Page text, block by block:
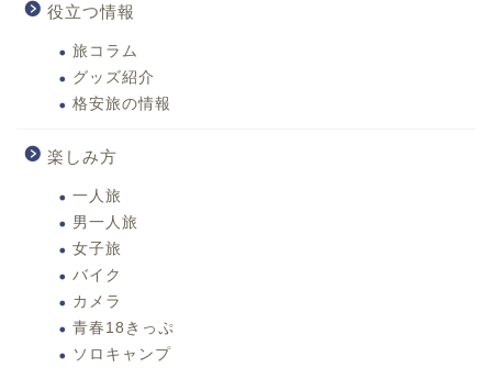
役立つ情報
旅コラム
グッズ紹介
格安旅の情報
楽しみ方
一人旅
男一人旅
女子旅
バイク
カメラ
青春18きっぷ
ソロキャンプ